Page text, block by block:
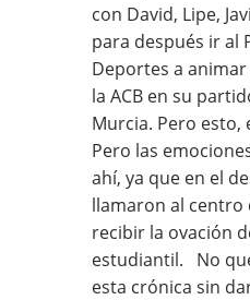
con David, Lipe,
para después ir al
Deportes a
la ACB en su
Murcia. Pero esto,
Pero las
ahí, ya que en el
llamaron al centro
recibir la ovación
estudiantil. No
esta crónica sin